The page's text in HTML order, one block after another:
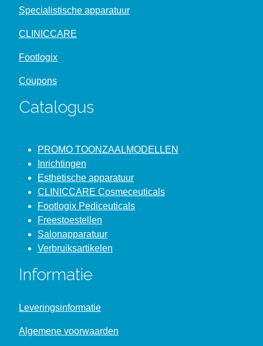
Specialistische apparatuur
CLINICCARE
Footlogix
Coupons
Catalogus
PROMO TOONZAALMODELLEN
Inrichtingen
Esthetische apparatuur
CLINICCARE Cosmeceuticals
Footlogix Pediceuticals
Freestoestellen
Salonapparatuur
Verbruiksartikelen
Informatie
Leveringsinformatie
Algemene voorwaarden